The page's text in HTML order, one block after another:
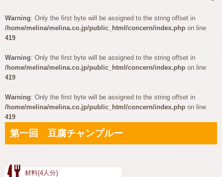
Warning: Only the first byte will be assigned to the string offset in
/home/melina/melina.co.jp/public_html/concern/index.php on line
419
Warning: Only the first byte will be assigned to the string offset in
/home/melina/melina.co.jp/public_html/concern/index.php on line
419
Warning: Only the first byte will be assigned to the string offset in
/home/melina/melina.co.jp/public_html/concern/index.php on line
419
第一回 豆腐チャンプルー
材料(4人分)